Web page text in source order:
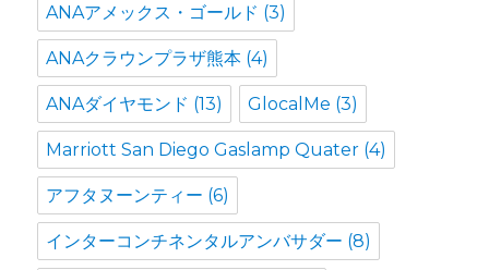
ANAアメックス・ゴールド (3)
ANAクラウンプラザ熊本 (4)
ANAダイヤモンド (13) GlocalMe (3)
Marriott San Diego Gaslamp Quater (4)
アフタヌーンティー (6)
インターコンチネンタルアンバサダー (8)